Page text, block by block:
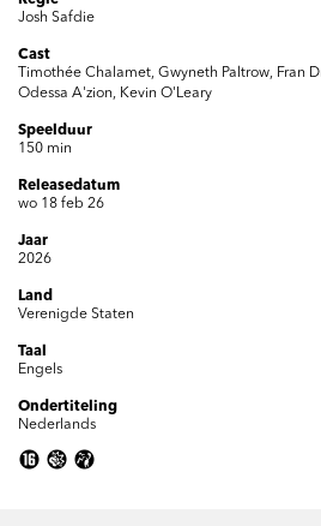
Josh Safdie
Cast
Timothée Chalamet, Gwyneth Paltrow, Fran
Odessa A'zion, Kevin O'Leary
Speelduur
150 min
Releasedatum
wo 18 feb 26
Jaar
2026
Land
Verenigde Staten
Taal
Engels
Ondertiteling
Nederlands